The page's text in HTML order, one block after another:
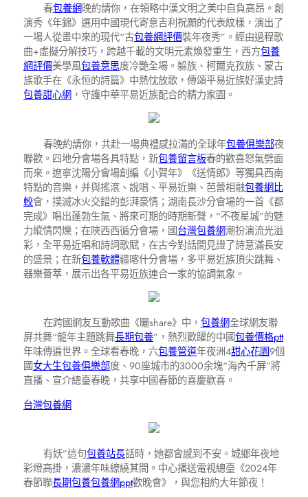
春包養網晚約請你，在領略中漢文明之美中自負高昂。創
演秀《年錦》選用中國現代寄意吉利祝願的代表紋樣，演出了
一場人從畫中來的現代“古包養網評價裝年夜秀”。經由過程歌
曲+虛擬分解技巧，跨越千載的文明元素煥發重生，西方包養
網評價美學風包養意思度冷艷全場。躲族、柯爾克孜族、蒙古
族歌手在《永恒的詩篇》中熱忱放歌，傳頌平易近族好漢史詩
包養甜心網 ，守護中華平易近族配合的精力家園。
春晚約請你，共赴一場典禮感拉滿的全球年包養俱樂部夜
聯歡。四地分會場各具特點，新包養留言板春的歡喜怒氣劈面
而來。遼寧沈陽分會場創編《小賀年》《送情郎》等獨具西南
特點的音樂，并與搖滾、說唱、平易近樂、芭蕾相融包養網比
較會，撲滅冰火交錯的彭湃豪情；湖南長沙分會場的一首《都
完成》唱出蓬勃生氣、將來可期的時期新聲，“不夜星城”的魅
力縱情閃爍；在陜西西循分會場，國台灣包養網潮扮演流光溢
彩，全平易近唱和詩詞歌賦，在古今對話間見證了詩意滿長安
的盛景；在新包養軟體疆喀什分會場，多平易近族頂尖跳舞、
器樂薈萃，展示出各平易近族連合一家的協調氣象。
在跨國網友互動歌曲《曬share》中， 包養網全球網友聯
屏共舞“龍年主題跳舞長期包養”，熱烈歡躍的中國包養價格ptt
年味傳遍世界。全球看春晚，六包養管道年夜洲4甜心花園9個
國女大生包養俱樂部度、90座城市的3000余塊“海內千屏”將
直播、宣介總臺春晚，共享中國春節的喜慶歡喜。
台灣包養網
有妖”這句包養站長話時，她都會感到不安。城鄉年夜地
彩燈高掛，濃濃年味繚繞其間。中心播送電視總臺《2024年
春節聯長期包養包養網ppt歡晚會》，與您相約大年節夜！